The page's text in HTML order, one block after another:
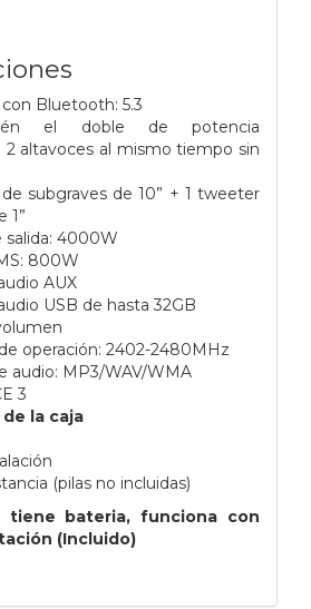
Bluetooth: 5.3
el doble de potencia
2 altavoces al mismo tiempo sin
subgraves de 10” + 1 tweeter
1”
salida: 4000W
800W
AUX
USB de hasta 32GB
operación: 2402-2480MHz
audio: MP3/WAV/WMA
3
la caja
(pilas no incluidas)
tiene bateria, funciona con
(Incluido)